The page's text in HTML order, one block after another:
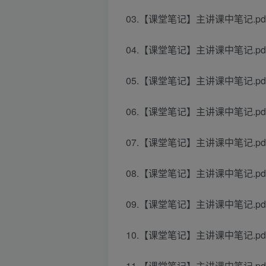
03.【课堂笔记】主讲课中笔记
04.【课堂笔记】主讲课中笔记
05.【课堂笔记】主讲课中笔记
06.【课堂笔记】主讲课中笔记
07.【课堂笔记】主讲课中笔记
08.【课堂笔记】主讲课中笔记
09.【课堂笔记】主讲课中笔记
10.【课堂笔记】主讲课中笔记